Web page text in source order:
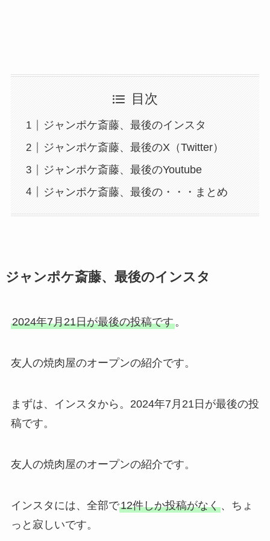
目次
ジャンポケ斎藤、最後のインスタ
ジャンポケ斎藤、最後のX（Twitter）
ジャンポケ斎藤、最後のYoutube
ジャンポケ斎藤、最後の・・・まとめ
ジャンポケ斎藤、最後のインスタ
2024年7月21日が最後の投稿です。
友人の焼肉屋のオープンの紹介です。
まずは、インスタから。2024年7月21日が最後の投
稿です。
友人の焼肉屋のオープンの紹介です。
インスタには、全部で12件しか投稿がなく、ちょ
っと寂しいです。